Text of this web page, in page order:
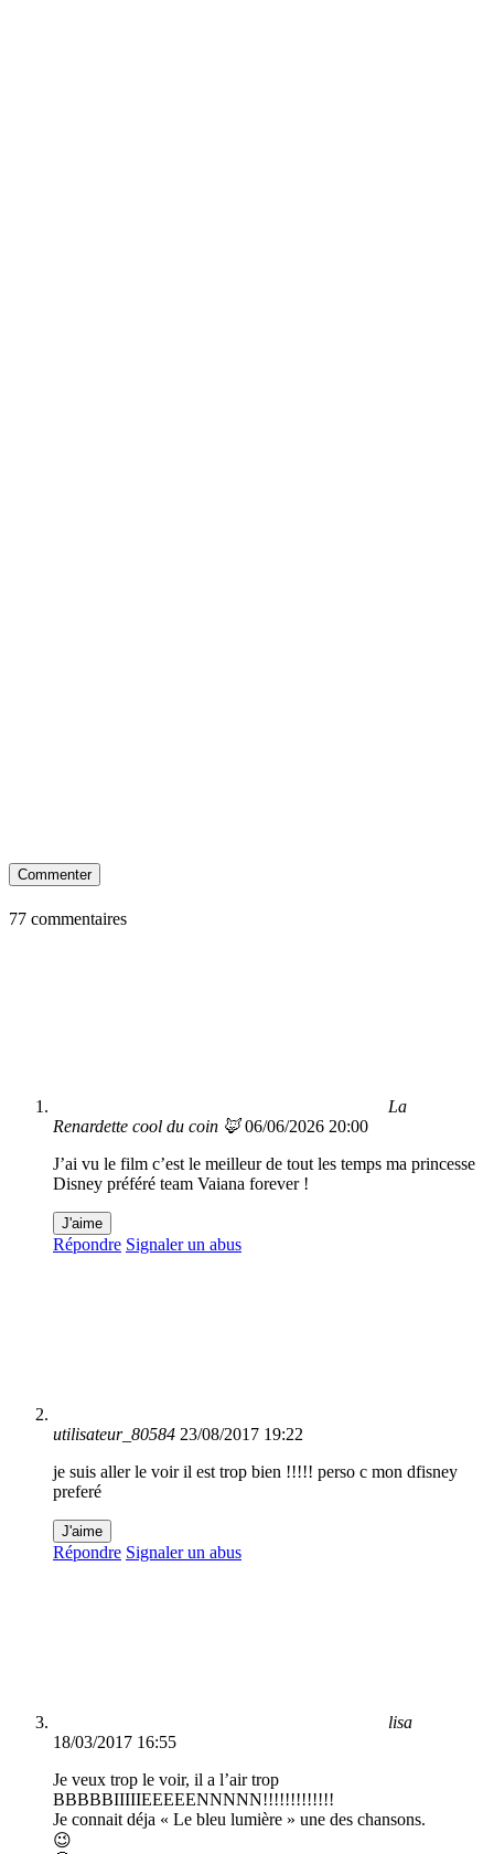
Commenter
77 commentaires
La
Renardette cool du coin 🦊 06/06/2026 20:00
J’ai vu le film c’est le meilleur de tout les temps ma princesse
Disney préféré team Vaiana forever !
J'aime
Répondre Signaler un abus
utilisateur_80584 23/08/2017 19:22
je suis aller le voir il est trop bien !!!!! perso c mon dfisney
preferé
J'aime
Répondre Signaler un abus
lisa
18/03/2017 16:55
Je veux trop le voir, il a l’air trop
BBBBBIIIIIEEEEENNNNN!!!!!!!!!!!!!
Je connait déja « Le bleu lumière » une des chansons.
😉